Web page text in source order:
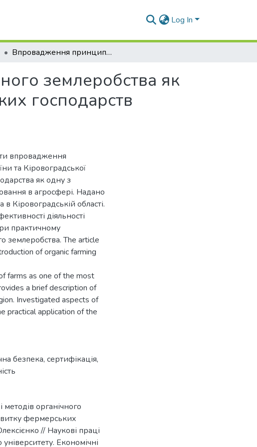
Log In
Впровадження принципів і методів органічного землеробства як стратегічний напрямок розвитку фермерських господарств Кіровоградської області
землеробства як
господарств
впровадження
та Кіровоградської
як одну з
в агросфері. Надано
Кіровоградській області.
діяльності
практичному
землеробства. The article
of organic farming
farms as one of the most
a brief description of
Investigated aspects of
practical application of the
безпека, сертифікація,
органічного
фермерських
// Наукові праці
Економічні